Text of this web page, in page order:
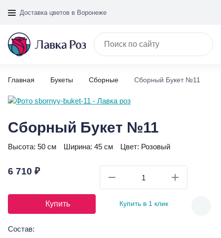
Доставка цветов в Воронеже
Главная Букеты Сборные Сборный Букет №11
Сборный Букет №11
Высота: 50 см Ширина: 45 см Цвет: Розовый
6 710 ₽
Купить Купить в 1 клик
Состав: